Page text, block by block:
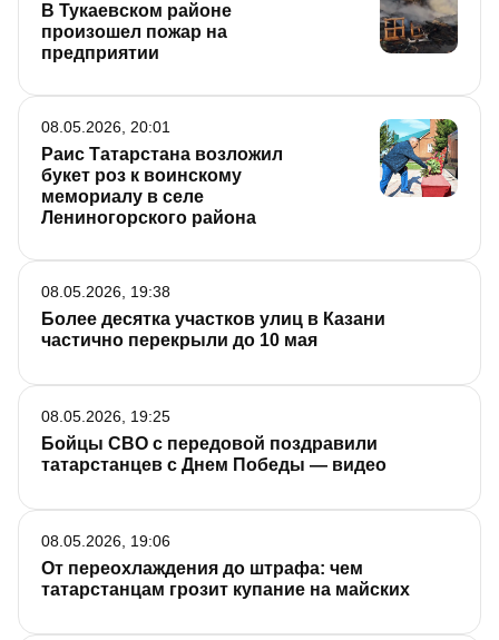
В Тукаевском районе
произошел пожар на
предприятии
Раис Татарстана возложил
букет роз к воинскому
мемориалу в селе
Лениногорского района
08.05.2026, 20:01
Более десятка участков улиц в Казани
частично перекрыли до 10 мая
08.05.2026, 19:38
Бойцы СВО с передовой поздравили
татарстанцев с Днем Победы — видео
08.05.2026, 19:25
От переохлаждения до штрафа: чем
татарстанцам грозит купание на майских
08.05.2026, 19:06